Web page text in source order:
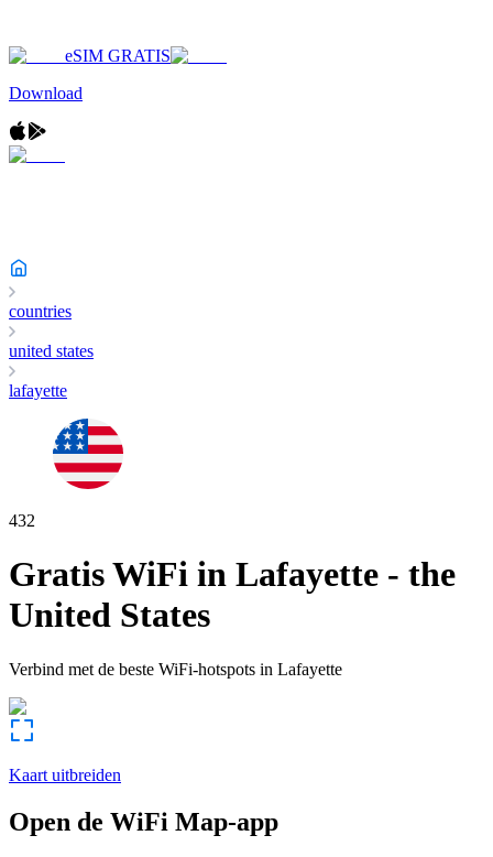
eSIM GRATIS
Download
countries
united states
lafayette
432
Gratis WiFi in Lafayette - the
United States
Verbind met de beste WiFi-hotspots in Lafayette
Kaart uitbreiden
Open de WiFi Map-app